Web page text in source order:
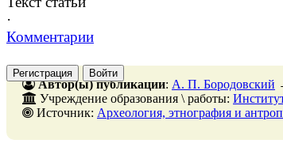
·
Комментарии
Регистрация Войти
Автор(ы) публикации: А. П. Бородовский
Учреждение образования \ работы:
Источник: Археология, этнография и антропология